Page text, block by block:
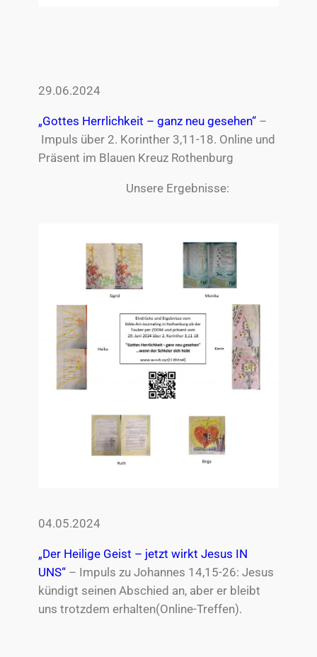
29.06.2024
„Gottes Herrlichkeit – ganz neu gesehen“–
Impuls über 2. Korinther 3,11-18. Online und
Präsent im Blauen Kreuz Rothenburg
Unsere Ergebnisse:
04.05.2024
„Der Heilige Geist – jetzt wirkt Jesus IN
UNS“ – Impuls zu Johannes 14,15-26: Jesus
kündigt seinen Abschied an, aber er bleibt
uns trotzdem erhalten(Online-Treffen).